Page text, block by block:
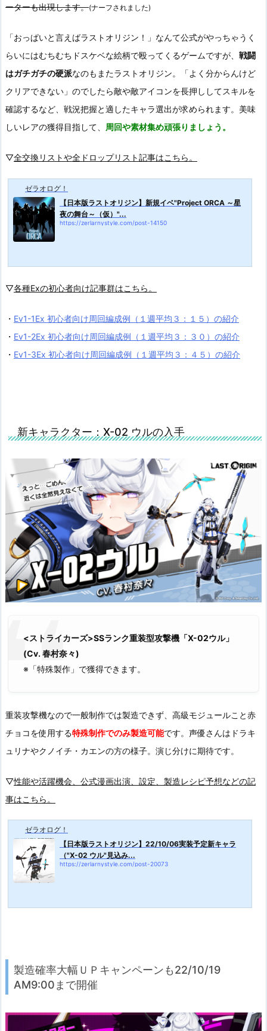
ーターも出現します。(ナーフされました)
「おっぱいと言えばラストオリジン！」なんて公式がやっちゃうく
らいにはむちむちドスケベな絵柄で殴ってくるゲームですが、 戦闘
はガチガチの硬派なのもまたラストオリジン。「よく分からんけど
クリアできない」のでしたら敵や敵アイコンを長押ししてスキルを
確認するなど、戦況把握と適したキャラ選出が求められます。美味
しいレアの獲得目指して、 周回や素材集め頑張りましょう。
▽全交換リストや全ドロップリスト記事はこちら。
ゼラオログ！
【日本版ラストオリジン】新規イベ"Project ORCA ～星
夜の舞台～（仮）"...
https://zerlarnystyle.com/post-14150
▽各種Exの初心者向け記事群はこちら。
・ Ev1-1Ex 初心者向け周回編成例（１週平均３：１５）の紹介
・ Ev1-2Ex 初心者向け周回編成例（１週平均３：３０）の紹介
・ Ev1-3Ex 初心者向け周回編成例（１週平均３：４５）の紹介
新キャラクター：X-02 ウルの入手
<ストライカーズ>SSランク重装型攻撃機「X-02ウル」
(Cv. 春村奈々)
※「特殊製作」で獲得できます。
重装攻撃機なので一般制作では製造できず、高級モジュールこと赤
チョコを使用する特殊制作でのみ製造可能です。声優さんはドラキ
ュリナやクノイチ・カエンの方の様子。演じ分けに期待です。
▽性能や活躍機会、公式漫画出演、設定、製造レシピ予想などの記
事はこちら。
ゼラオログ！
【日本版ラストオリジン】22/10/06実装予定新キャラ
（"X-02 ウル"見込み...
https://zerlarnystyle.com/post-20073
製造確率大幅ＵＰキャンペーンも22/10/19
AM9:00まで開催